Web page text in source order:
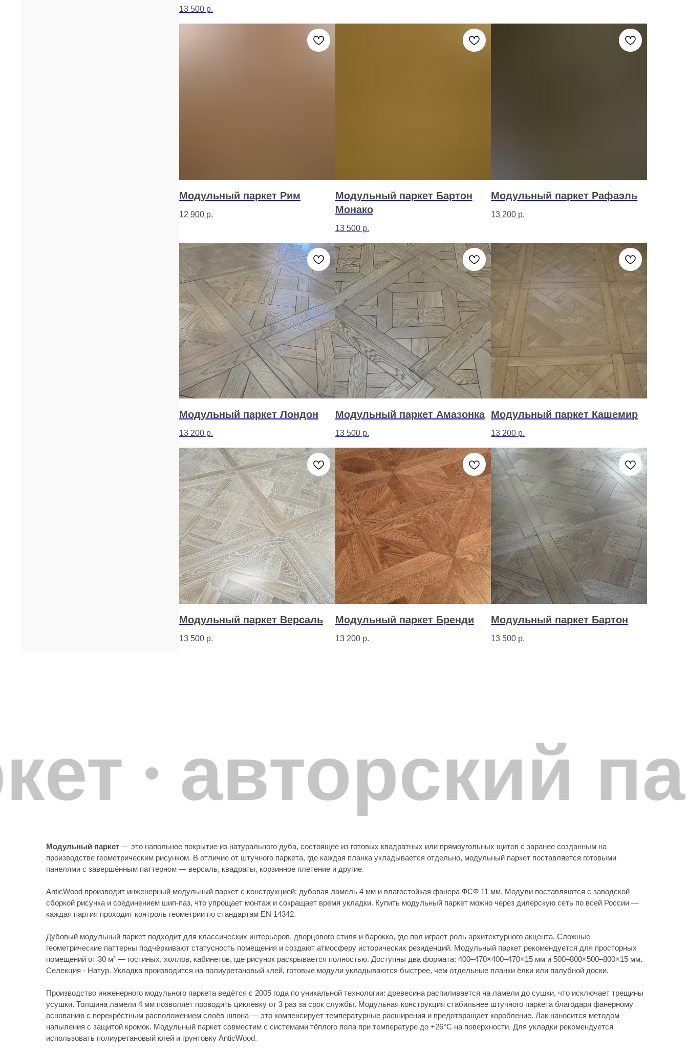
13 500 р.
Модульный паркет Рим
12 900 р.
Модульный паркет Бартон
Монако
13 500 р.
Модульный паркет Рафаэль
13 200 р.
Модульный паркет Лондон
13 200 р.
Модульный паркет Амазонка
13 500 р.
Модульный паркет Кашемир
13 200 р.
Модульный паркет Версаль
13 500 р.
Модульный паркет Бренди
13 200 р.
Модульный паркет Бартон
13 500 р.
авторский
геометрические паттерны подчёркивают статусность помещения и создают атмосферу исторических резиденций. Модульный паркет рекомендуется для просторных
помещений от 30 м² — гостиных, холлов, кабинетов, где рисунок раскрывается полностью. Доступны два формата: 400–470×400–470×15 мм и 500–800×500–800×15 мм.
Селекция - Натур. Укладка производится на полиуретановый клей, готовые модули укладываются быстрее, чем отдельные планки ёлки или палубной доски.
Производство инженерного модульного паркета ведётся с 2005 года по уникальной технологии: древесина распиливается на ламели до сушки, что исключает трещины
использовать полиуретановый клей и грунтовку AnticWood.
FAQ